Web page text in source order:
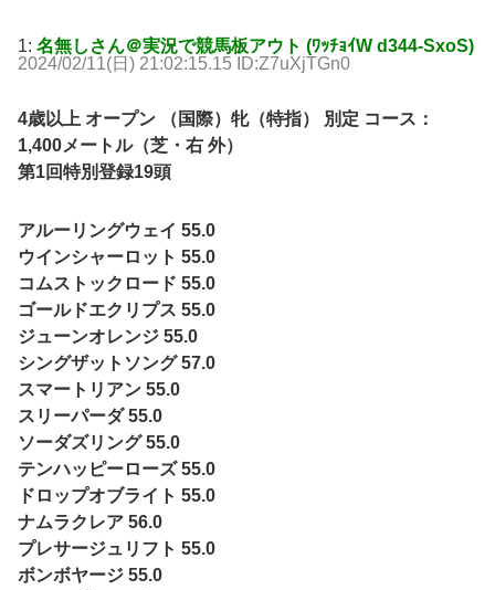
1: 名無しさん＠実況で競馬板アウト (ﾜｯﾁｮｲW d344-SxoS)
2024/02/11(日) 21:02:15.15 ID:Z7uXjTGn0
4歳以上 オープン （国際）牝（特指） 別定 コース：
1,400メートル（芝・右 外）
第1回特別登録19頭
アルーリングウェイ 55.0
ウインシャーロット 55.0
コムストックロード 55.0
ゴールドエクリプス 55.0
ジューンオレンジ 55.0
シングザットソング 57.0
スマートリアン 55.0
スリーパーダ 55.0
ソーダズリング 55.0
テンハッピーローズ 55.0
ドロップオブライト 55.0
ナムラクレア 56.0
プレサージュリフト 55.0
ボンボヤージ 55.0